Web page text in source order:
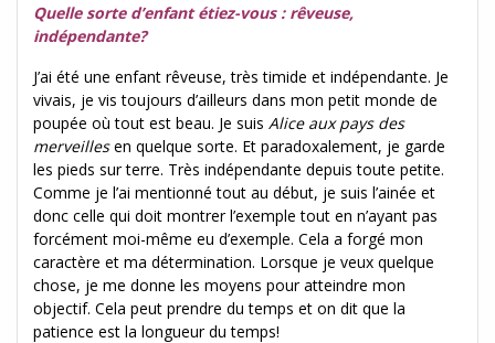
Quelle sorte d’enfant étiez-vous : rêveuse,
indépendante?
J’ai été une enfant rêveuse, très timide et indépendante. Je
vivais, je vis toujours d’ailleurs dans mon petit monde de
poupée où tout est beau. Je suis Alice aux pays des
merveillesen quelque sorte. Et paradoxalement, je garde
les pieds sur terre. Très indépendante depuis toute petite.
Comme je l’ai mentionné tout au début, je suis l’ainée et
donc celle qui doit montrer l’exemple tout en n’ayant pas
forcément moi-même eu d’exemple. Cela a forgé mon
caractère et ma détermination. Lorsque je veux quelque
chose, je me donne les moyens pour atteindre mon
objectif. Cela peut prendre du temps et on dit que la
patience est la longueur du temps!